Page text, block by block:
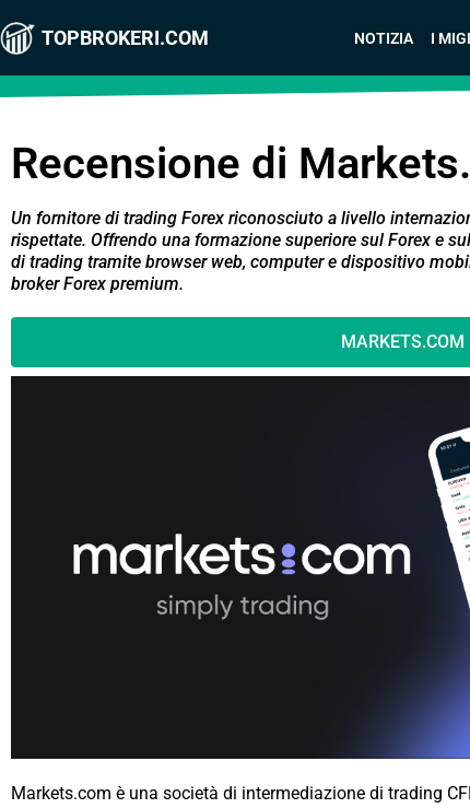
TOPBROKERI.COM NOTIZIA I
Recensione di
Un fornitore di trading Forex riconosciuto a livello
rispettate. Offrendo una formazione superiore sul Forex e
di trading tramite browser web, computer e dispositivo
broker Forex premium.
MARKETS.COM
Markets.com è una società di intermediazione di trading